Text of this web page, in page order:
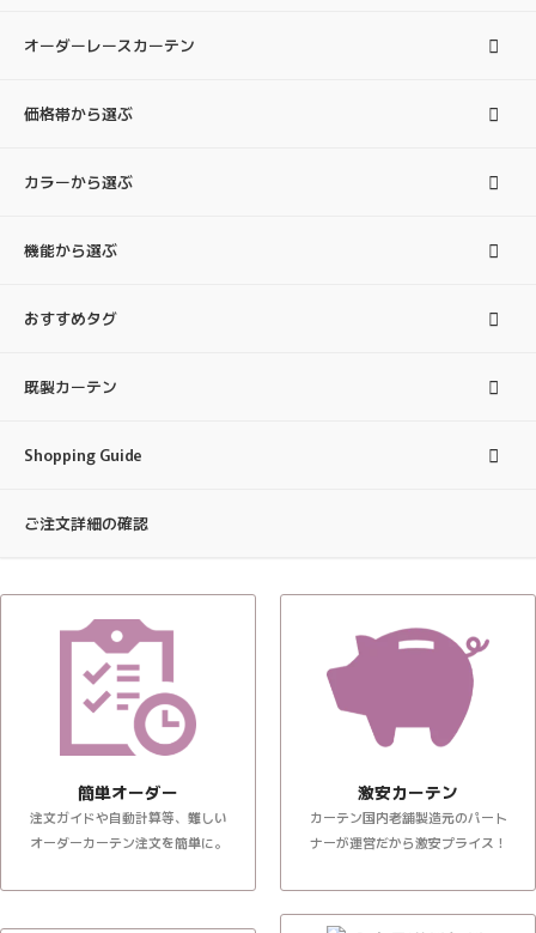
オーダーレースカーテン
価格帯から選ぶ
カラーから選ぶ
機能から選ぶ
おすすめタグ
既製カーテン
Shopping Guide
ご注文詳細の確認
簡単オーダー
注文ガイドや自動計算等、難しい
オーダーカーテン注文を簡単に。
激安カーテン
カーテン国内老舗製造元のパート
ナーが運営だから激安プライス！